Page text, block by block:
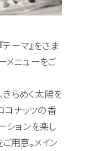
ーマ』をさま
メニューをご
きらめく太陽を
コナッツの香
ションを楽し
用意。メイン